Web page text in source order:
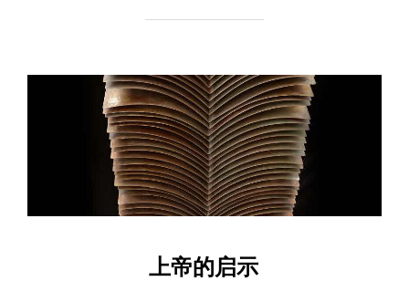
上帝的启示